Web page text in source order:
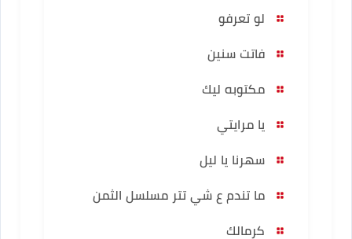
لو تعرفو
فاتت سنين
مكتوبه ليك
يا مرايتي
سهرنا يا ليل
ما تندم ع شي تتر مسلسل الثمن
كرمالك